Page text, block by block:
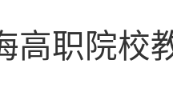
高职院校